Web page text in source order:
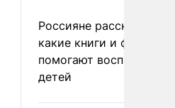
Россияне рассказали,
какие книги и фильмы
помогают воспитывать
детей